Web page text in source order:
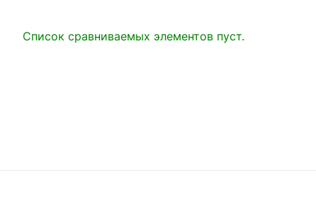
Список сравниваемых элементов пуст.